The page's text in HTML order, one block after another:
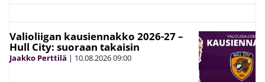
Valioliigan kausiennakko 2026-27 –
Hull City: suoraan takaisin
Jaakko Perttilä | 10.08.202609:00